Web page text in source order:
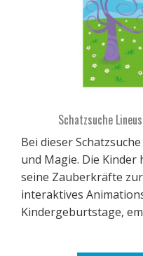
Schatzsuche
Bei dieser
und Magie. Die
seine Zauberkräfte
interaktives
Kindergeburtstage,